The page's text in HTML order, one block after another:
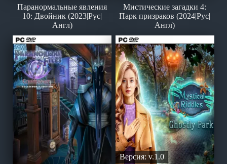
Паранормальные явления
10: Двойник (2023|Рус|
Англ)
Мистические загадки 4:
Парк призраков (2024|Рус|
Англ)
Версия: v.1.0